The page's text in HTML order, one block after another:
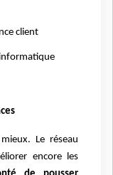
client
Le réseau
encore les